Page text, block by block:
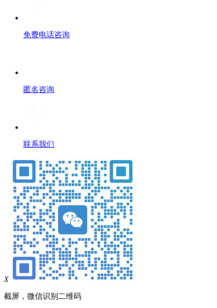
免费电话咨询
匿名咨询
联系我们
X
截屏，微信识别二维码